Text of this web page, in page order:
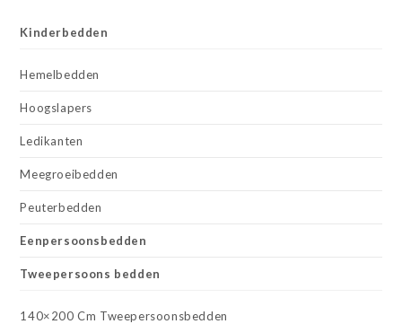
Kinderbedden
Hemelbedden
Hoogslapers
Ledikanten
Meegroeibedden
Peuterbedden
Eenpersoonsbedden
Tweepersoons bedden
140×200 Cm Tweepersoonsbedden